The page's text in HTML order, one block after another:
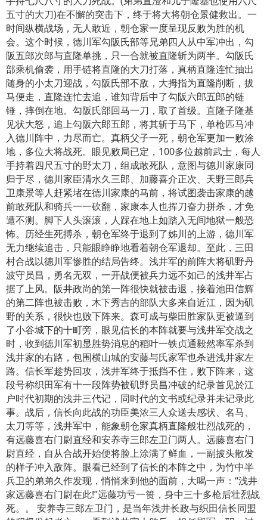
五寸的大刀)在不懈的突击下，终于将大将朝仓景健救出。一
时间纵横战场，无人敢近，朝仓家一度呈现反败为胜的机
会。这个时候，德川军勾阪氏部等兄弟四人从中军冲出，勾
阪五郎次郎与直隆单挑，只一合就被直隆斩为两半。勾阪氏
部乘机偷袭，用手链将直隆的大刀打落，真柄直隆连忙抽出
随身的小太刀迎战，勾阪氏部不敌，大拇指为直隆削断，拔
马便走，直隆连忙去追，谁知背后中了勾阪六郎五郎的链
锤，摔倒在地。勾阪氏部回马一刀，取了首级。直隆子隆基
见状大怒，追上勾阪六郎五郎，将其斩于马下，单枪匹马冲
入德川阵中，力尽而亡。真柄父子一死，朝仓军更加一败涂
地，多位大将战死。眼见败局已定，100多位越前武士，每人
手持着四尺五寸的野太刀，组成敢死队，意图与德川家康同
归于尽，德川家臣清水久三郎、加藤喜介正次、天野三郎兵
卫康景等人赶紧堵在德川家康的马前，将试图袭击家康的越
前敢死队和骑兵一一砍翻，家康本人也挥刀奋力拼杀，才免
遭不测。脚下人头滚滚，人踩在地上如踏入无间地狱一般恐
怖。历经生死搏杀，朝仓军终于退到了姊川的上游，德川军
无力继续追击，只能眼睁睁地看着朝仓军退却。至此，三田
村合战以德川军惨胜的结局告终。浅井军的前阵大将矶野丹
波守员昌，勇名无双，一开战便被兵力远不如己的浅井军占
据了上风。阪井政尚的第一阵很快就被击退，接着池田信辉
的第二阵也被击败，木下秀吉的部队大多来自近江，因为矶
野的关系，很快也败下阵来。森可成与柴田胜家队更被逼到
了小谷城下的十町旁，眼见信长的本阵就要与浅井军交战之
时，收到德川军初显胜势消息的稻叶一铁贞通毅然率军杀到
浅井家的右路，包围横山城的安藤与氏家军也杀进浅井家左
路。信长军趁势回攻，浅井军终于抵挡不住，败下阵来，这
段号称织田军有十一段阵势被矶野员昌冲破的纪录首见於江
户时代初期的浅井三代记，同时代的文书或纪录并未记录此
事。战后，信长向此战的功臣美浓三人众送去感状、名马、
太刀等等，浅井军中，能象朝仓家真柄直隆般壮烈战死的，
有远藤喜右门尉直经和安养寺三郎左卫门两人。远藤喜右门
尉直经，自从合战开始便将脸上涂满了鲜血，一副披头散发
的样子冲入敌阵。眼看已经到了信长的本阵之中，为竹中半
兵卫的弟弟久作发现，悄悄来到他的面前，大喝一声：“浅井
家远藤喜右门尉在此!”远藤功亏一篑，身中三十多枪后壮烈战
死。。 安养寺三郎左卫门，是当年浅井长政与织田信长同盟